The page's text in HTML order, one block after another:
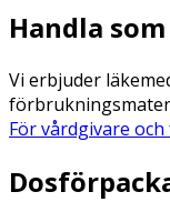
Handla
Vi erbjuder
För vårdgivare